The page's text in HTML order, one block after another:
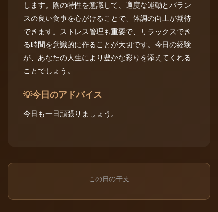
します。陰の特性を意識して、適度な運動とバラン
スの良い食事を心がけることで、体調の向上が期待
できます。ストレス管理も重要で、リラックスでき
る時間を意識的に作ることが大切です。今日の経験
が、あなたの人生により豊かな彩りを添えてくれる
ことでしょう。
💡今日のアドバイス
今日も一日頑張りましょう。
この日の干支